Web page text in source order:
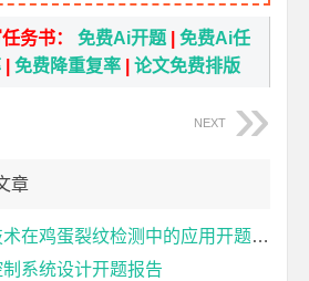
任务书：免费Ai开题 |免费Ai任
|免费降重复率 |论文免费排版
NEXT
章
在鸡蛋裂纹检测中的应用开题报告
系统设计开题报告